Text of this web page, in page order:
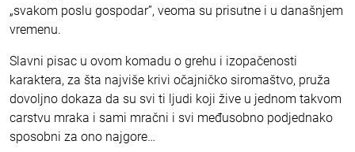
„svakom poslu gospodar”, veoma su prisutne i u današnjem
vremenu.
Slavni pisac u ovom komadu o grehu i izopačenosti
karaktera, za šta najviše krivi očajničko siromaštvo, pruža
dovoljno dokaza da su svi ti ljudi koji žive u jednom takvom
carstvu mraka i sami mračni i svi međusobno podjednako
sposobni za ono najgore…